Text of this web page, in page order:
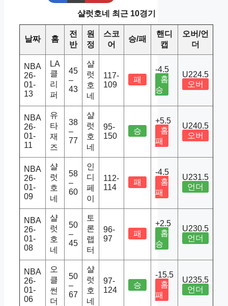
샬럿호네 최근 10경기
날짜 홈
전
반
원
정
스코
어
승/패
핸디
캡
오버/언
더
NBA
26-
01-
13
LA
클
리
퍼
45
–
43
샬
럿
호
네
117-
109
패
-4.5
홈
승
U224.5
오버
NBA
26-
01-
11
유
타
재
즈
38
–
77
샬
럿
호
네
95-
150
승
+5.5
홈
패
U240.5
오버
NBA
26-
01-
09
샬
럿
호
네
58
–
60
인
디
페
이
112-
114
패
-4.5
홈
패
U231.5
언더
NBA
26-
01-
08
샬
럿
호
네
50
–
45
토
론
랩
터
96-
97
패
+2.5
홈
승
U230.5
언더
NBA
26-
01-
06
오
클
썬
더
50
–
67
샬
럿
호
네
97-
124
승
-15.5
홈
패
U235.5
언더